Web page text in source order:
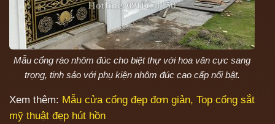
Mẫu cổng rào nhôm đúc cho biệt thự với hoa văn cực sang
trọng, tinh sảo với phụ kiện nhôm đúc cao cấp nổi bật.
Xem thêm: Mẫu cửa cổng đẹp đơn giản, Top cổng sắt
mỹ thuật đẹp hút hồn